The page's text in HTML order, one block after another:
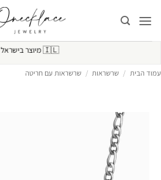
🇮🇱מיוצר בישראל
עמוד הבית / שרשראות / שרשראות עם חריטה